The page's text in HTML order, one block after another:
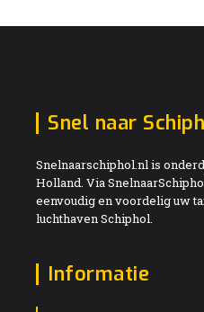
Snel naar
Snelnaarschiphol.nl is
Holland. Via
eenvoudig en voordelig uw
luchthaven Schiphol.
Informatie